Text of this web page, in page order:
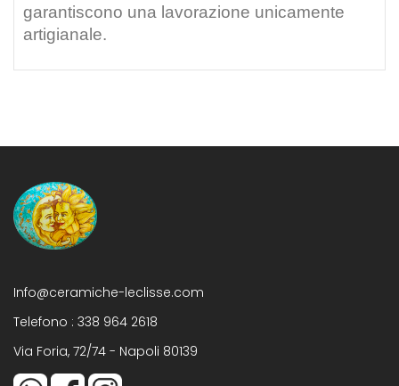
garantiscono una lavorazione unicamente
artigianale.
Info@ceramiche-leclisse.com
Telefono : 338 964 2618
Via Foria, 72/74 - Napoli 80139